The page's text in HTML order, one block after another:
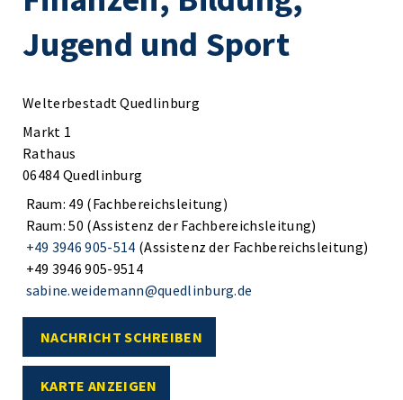
Jugend und Sport
Welterbestadt Quedlinburg
Markt 1
Rathaus
06484 Quedlinburg
Raum: 49 (Fachbereichsleitung)
Raum: 50 (Assistenz der Fachbereichsleitung)
+49 3946 905-514 (Assistenz der Fachbereichsleitung)
+49 3946 905-9514
sabine.weidemann@quedlinburg.de
NACHRICHT SCHREIBEN
KARTE ANZEIGEN